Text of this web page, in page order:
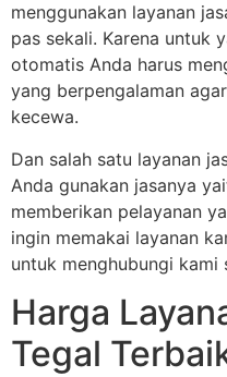
menggunakan layanan
pas sekali. Karena untuk
otomatis Anda harus
yang berpengalaman
kecewa.
Dan salah satu layanan
Anda gunakan jasanya
memberikan pelayanan
ingin memakai layanan
untuk menghubungi kami
Harga
Tegal